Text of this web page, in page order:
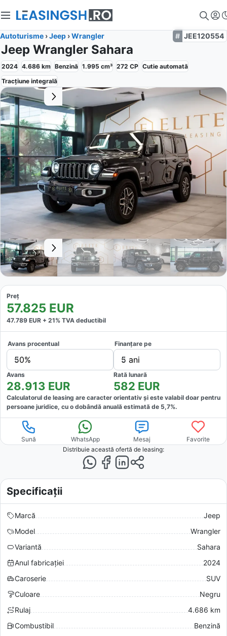
Autoturisme ›Jeep ›Wrangler JEE120554
Jeep Wrangler Sahara
2024 4.686 km Benzină 1.995 cm³ 272 CP Cutie automată
Tracțiune integrală
Preț
57.825 EUR
47.789 EUR + 21% TVA deductibil
Avans procentual
50%
Finanțare pe
5 ani
Avans
28.913 EUR
Rată lunară
582 EUR
Calculatorul de leasing are caracter orientativ și este valabil doar pentru
persoane juridice, cu o dobândă anuală estimată de 5,7%.
Sună WhatsApp Mesaj
Favorite
Distribuie această ofertă de leasing:
Specificații
Marcă
Jeep
Model
Wrangler
Variantă
Sahara
Anul fabricației
2024
Caroserie
SUV
Culoare
Negru
Rulaj
4.686 km
Combustibil
Benzină